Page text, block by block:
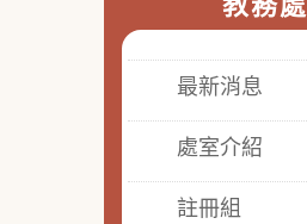
最新消息
處室介紹
註冊組